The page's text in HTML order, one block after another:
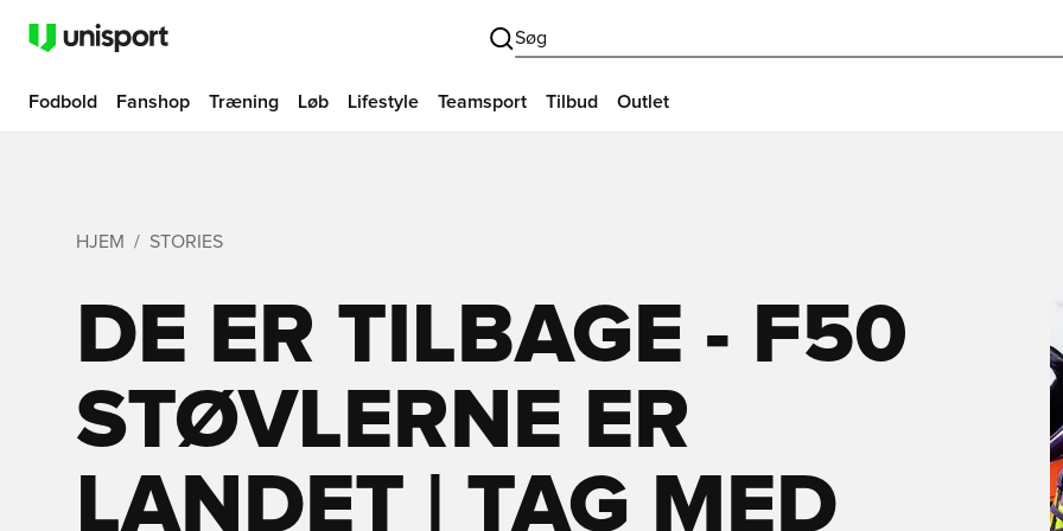
Søg
Fodbold Fanshop Træning Løb Lifestyle Teamsport Tilbud Outlet
HJEM STORIES
DE ER TILBAGE - F50
STØVLERNE ER
LANDET | TAG MED